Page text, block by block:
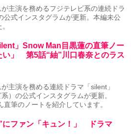
主演を務めるフジテレビ系の連続ドラ
公式インスタグラムが更新。本編未公
」Snow Man目黒蓮の直筆ノー
い」 第5話“紬”川口春奈とのラス
主演を務める連続ドラマ「silent」
系）の公式インスタグラムが更新。
直筆のノートを紹介しています。
にファン「キュン！」 ドラマ